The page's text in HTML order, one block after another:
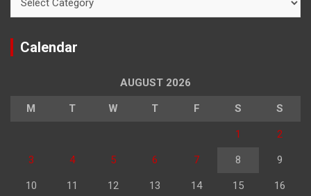
Calendar
AUGUST 2026
M T W T F S S
1 2
3 4 5 6 7 8 9
10 11 12 13 14 15 16